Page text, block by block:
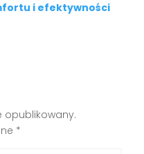
i efektywności
opublikowany.
*